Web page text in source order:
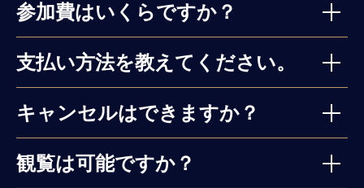
参加費はいくらですか？
支払い方法を教えてください。
キャンセルはできますか？
観覧は可能ですか？